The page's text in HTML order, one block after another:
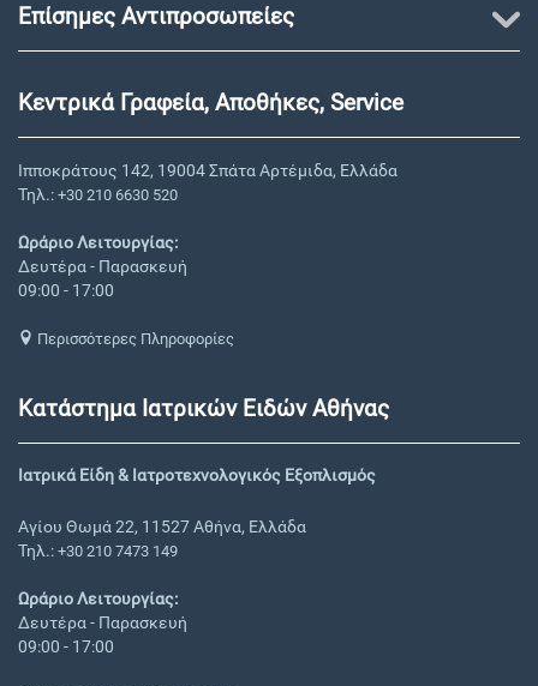
Επίσημες Αντιπροσωπείες
Κεντρικά Γραφεία, Αποθήκες, Service
Ιπποκράτους 142, 19004 Σπάτα Αρτέμιδα, Ελλάδα
Τηλ.: +30 210 6630 520
Ωράριο Λειτουργίας:
Δευτέρα - Παρασκευή
09:00 - 17:00
Περισσότερες Πληροφορίες
Κατάστημα Ιατρικών Ειδών Αθήνας
Ιατρικά Είδη & Ιατροτεχνολογικός Εξοπλισμός
Αγίου Θωμά 22, 11527 Αθήνα, Ελλάδα
Τηλ.: +30 210 7473 149
Ωράριο Λειτουργίας:
Δευτέρα - Παρασκευή
09:00 - 17:00